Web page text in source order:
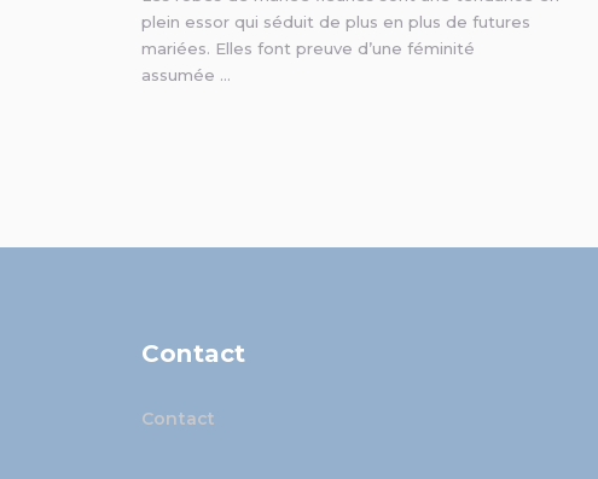
plein essor qui séduit de plus en plus de futures
mariées. Elles font preuve d’une féminité
assumée …
Contact
Contact